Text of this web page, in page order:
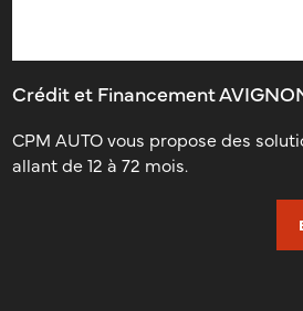
Crédit et Financement
CPM AUTO vous propose des
allant de 12 à 72 mois.